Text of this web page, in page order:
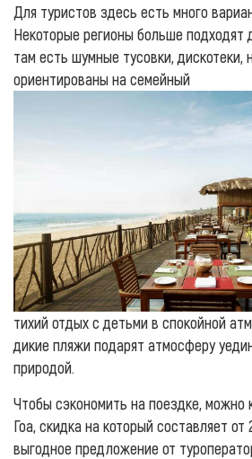
Для туристов здесь есть много
Некоторые регионы больше
там есть шумные тусовки, дискотеки,
ориентированы на семейный
тихий отдых с детьми в спокойной
дикие пляжи подарят атмосферу
природой.
Чтобы сэкономить на поездке, можно
Гоа, скидка на который составляет от
выгодное предложение от